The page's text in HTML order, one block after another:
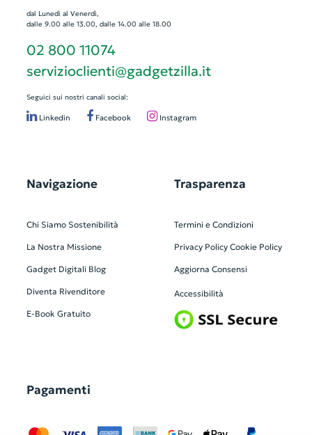
dal Lunedì al Venerdì,
dalle 9.00 alle 13.00, dalle 14.00 alle 18.00
02 800 11074
servizioclienti@gadgetzilla.it
Seguici sui nostri canali social:
Linkedin Facebook Instagram
Navigazione
Chi Siamo Sostenibilità
La Nostra Missione
Gadget Digitali Blog
Diventa Rivenditore
E-Book Gratuito
Trasparenza
Termini e Condizioni
Privacy Policy Cookie Policy
Aggiorna Consensi
Accessibilità
Pagamenti